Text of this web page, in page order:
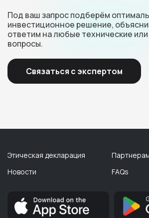
Под ваш запрос подберём
инвестиционное решение,
ответим на любые технические
вопросы.
Связаться с экспертом
Этическая декларация
Новости
FAQs